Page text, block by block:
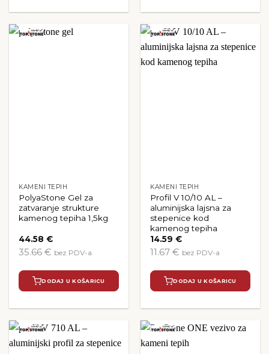
KAMENI TEPIH
PolyaStone Gel za
zatvaranje strukture
kamenog tepiha 1,5kg
44.58€
35.66 € bez PDV-a
DODAJ U KOŠARICU
KAMENI TEPIH
Profil V 10/10 AL –
aluminijska lajsna za
stepenice kod
kamenog tepiha
14.59€
11.67 € bez PDV-a
DODAJ U KOŠARICU